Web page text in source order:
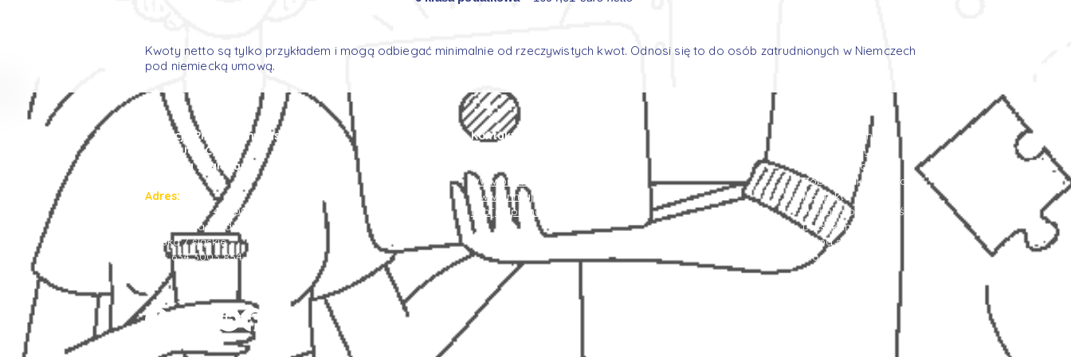
Kwoty netto są tylko przykładem i mogą odbiegać minimalnie od rzeczywistych kwot. Odnosi się to do osób zatrudnionych w Niemczech
pod niemiecką umową.
Agencja Pracy Tymczasowej
Prima Job Center
Praca za granicą
Adres:
Ruda Śląska 41-709
ulica Piotra Niedurnego 75/7
Polska / śląskie
NIP : 634 3003 834
Kontakt
www.primajobcenter.eu
www.primajobcenter.de
info[at]primajobcenter.eu
Strona główna
Oferty pracy
Zostaw swoje CV
Zobacz jakie to proste!
Kontakt
Polityka prywatności
Leksykon
Mapa strony
Blog